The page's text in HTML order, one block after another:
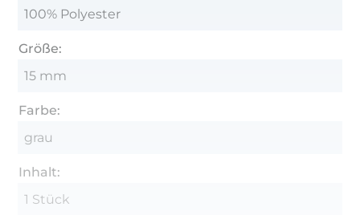
100% Polyester
Größe:
15 mm
Farbe:
grau
Inhalt:
1 Stück